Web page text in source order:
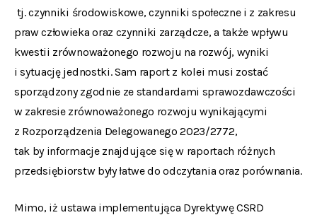
tj. czynniki środowiskowe, czynniki społeczne i z zakresu
praw człowieka oraz czynniki zarządcze, a także wpływu
kwestii zrównoważonego rozwoju na rozwój, wyniki
i sytuację jednostki. Sam raport z kolei musi zostać
sporządzony zgodnie ze standardami sprawozdawczości
w zakresie zrównoważonego rozwoju wynikającymi
z Rozporządzenia Delegowanego 2023/2772,
tak by informacje znajdujące się w raportach różnych
przedsiębiorstw były łatwe do odczytania oraz porównania.
Mimo, iż ustawa implementująca Dyrektywę CSRD